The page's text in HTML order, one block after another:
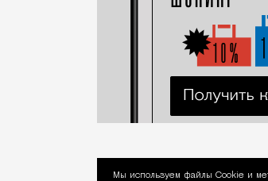
Мы используем файлы Сookie и